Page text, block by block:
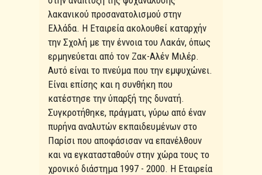
λακανικού προσανατολισμού στην
Ελλάδα. Η Εταιρεία ακολουθεί καταρχήν
την Σχολή με την έννοια του Λακάν, όπως
ερμηνεύεται από τον Ζακ-Αλέν Μιλέρ.
Αυτό είναι το πνεύμα που την εμψυχώνει.
Είναι επίσης και η συνθήκη που
κατέστησε την ύπαρξή της δυνατή.
Συγκροτήθηκε, πράγματι, γύρω από έναν
πυρήνα αναλυτών εκπαιδευμένων στο
Παρίσι που αποφάσισαν να επανέλθουν
και να εγκατασταθούν στην χώρα τους το
χρονικό διάστημα 1997 - 2000. Η Εταιρεία